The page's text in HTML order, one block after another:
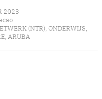
2023
(NTR), ONDERWIJS,
, ARUBA